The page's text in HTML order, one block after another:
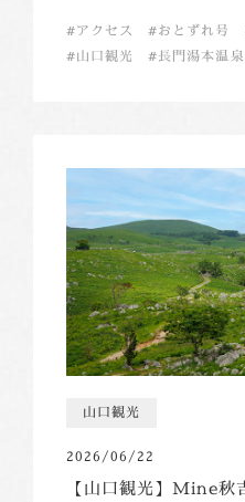
アクセス おとずれ号
山口観光
長門湯本温泉
山口観光
2026/06/22
【山口観光】Mine秋